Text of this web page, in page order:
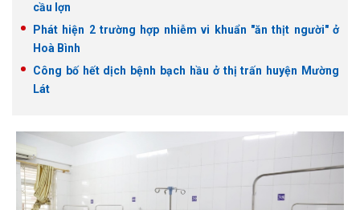
cầu lợn
Phát hiện 2 trường hợp nhiễm vi khuẩn "ăn thịt người" ở
Hoà Bình
Công bố hết dịch bệnh bạch hầu ở thị trấn huyện Mường
Lát